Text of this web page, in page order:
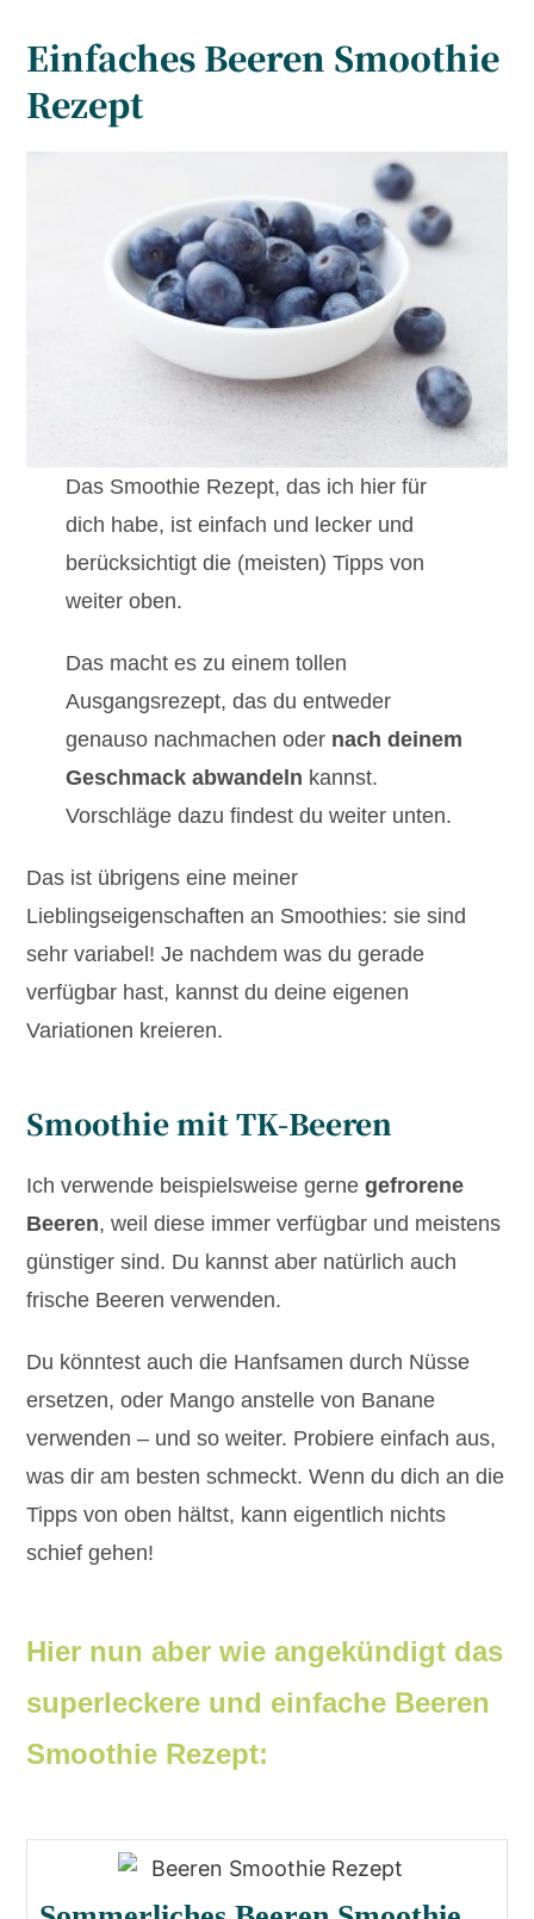
Einfaches Beeren Smoothie
Rezept
Das Smoothie Rezept, das ich hier für
dich habe, ist einfach und lecker und
berücksichtigt die (meisten) Tipps von
weiter oben.
Das macht es zu einem tollen
Ausgangsrezept, das du entweder
genauso nachmachen oder nach deinem
Geschmack abwandeln kannst.
Vorschläge dazu findest du weiter unten.
Das ist übrigens eine meiner
Lieblingseigenschaften an Smoothies: sie sind
sehr variabel! Je nachdem was du gerade
verfügbar hast, kannst du deine eigenen
Variationen kreieren.
Smoothie mit TK-Beeren
Ich verwende beispielsweise gernegefrorene
Beeren, weil diese immer verfügbar und meistens
günstiger sind. Du kannst aber natürlich auch
frische Beeren verwenden.
Du könntest auch die Hanfsamen durch Nüsse
ersetzen, oder Mango anstelle von Banane
verwenden – und so weiter. Probiere einfach aus,
was dir am besten schmeckt. Wenn du dich an die
Tipps von oben hältst, kann eigentlich nichts
schief gehen!
Hier nun aber wie angekündigt das
superleckere und einfache Beeren
Smoothie Rezept: